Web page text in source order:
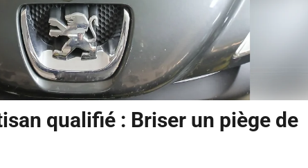
qualifié : Briser un piège de